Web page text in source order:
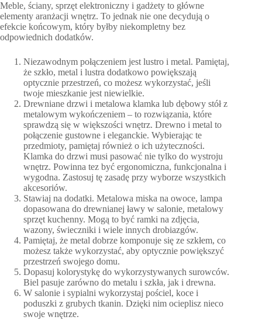
Meble, ściany, sprzęt elektroniczny i gadżety to główne
elementy aranżacji wnętrz. To jednak nie one decydują o
efekcie końcowym, który byłby niekompletny bez
odpowiednich dodatków.
Niezawodnym połączeniem jest lustro i metal. Pamiętaj,
że szkło, metal i lustra dodatkowo powiększają
optycznie przestrzeń, co możesz wykorzystać, jeśli
twoje mieszkanie jest niewielkie.
Drewniane drzwi i metalowa klamka lub dębowy stół z
metalowym wykończeniem – to rozwiązania, które
sprawdzą się w większości wnętrz. Drewno i metal to
połączenie gustowne i eleganckie. Wybierając te
przedmioty, pamiętaj również o ich użyteczności.
Klamka do drzwi musi pasować nie tylko do wystroju
wnętrz. Powinna tez być ergonomiczna, funkcjonalna i
wygodna. Zastosuj tę zasadę przy wyborze wszystkich
akcesoriów.
Stawiaj na dodatki. Metalowa miska na owoce, lampa
dopasowana do drewnianej ławy w salonie, metalowy
sprzęt kuchenny. Mogą to być ramki na zdjęcia,
wazony, świeczniki i wiele innych drobiazgów.
Pamiętaj, że metal dobrze komponuje się ze szkłem, co
możesz także wykorzystać, aby optycznie powiększyć
przestrzeń swojego domu.
Dopasuj kolorystykę do wykorzystywanych surowców.
Biel pasuje zarówno do metalu i szkła, jak i drewna.
W salonie i sypialni wykorzystaj pościel, koce i
poduszki z grubych tkanin. Dzięki nim ocieplisz nieco
swoje wnętrze.